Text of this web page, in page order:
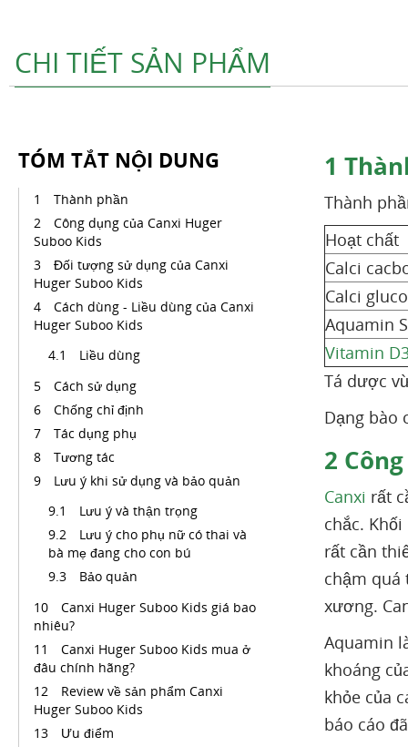
CHI TIẾT SẢN PHẨM
TÓM TẮT NỘI DUNG
Thành phần
Công dụng của Canxi Huger
Suboo Kids
Đối tượng sử dụng của Canxi
Huger Suboo Kids
Cách dùng - Liều dùng của Canxi
Huger Suboo Kids
Liều dùng
Cách sử dụng
Chống chỉ định
Tác dụng phụ
Tương tác
Lưu ý khi sử dụng và bảo quản
Lưu ý và thận trọng
Lưu ý cho phụ nữ có thai và
bà mẹ đang cho con bú
Bảo quản
Canxi Huger Suboo Kids giá bao
nhiêu?
Canxi Huger Suboo Kids mua ở
đâu chính hãng?
Review về sản phẩm Canxi
Huger Suboo Kids
Ưu điểm
1
Thành
Hoạt chất
Calci
Calci
Aquamin S
Vitamin
Tá dược
Dạng bào
2
Canxi rất
chắc.
rất cần
chậm quá
xương.
Aquamin
khoáng
khỏe của
báo cáo